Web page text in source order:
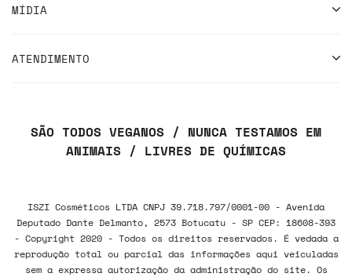
MÍDIA
ATENDIMENTO
SÃO TODOS VEGANOS / NUNCA TESTAMOS EM
ANIMAIS / LIVRES DE QUÍMICAS
ISZI Cosméticos LTDA CNPJ 39.718.797/0001-00 - Avenida
Deputado Dante Delmanto, 2573 Botucatu - SP CEP: 18608-393
- Copyright 2020 - Todos os direitos reservados. É vedada a
reprodução total ou parcial das informações aqui veiculadas
sem a expressa autorização da administração do site. Os